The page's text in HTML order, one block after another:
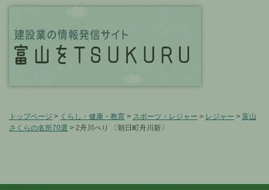
トップページ > くらし・健康・教育 > スポーツ・レジャー > レジャー > 富山
さくらの名所70選 > 2舟川べり 〔朝日町舟川新〕